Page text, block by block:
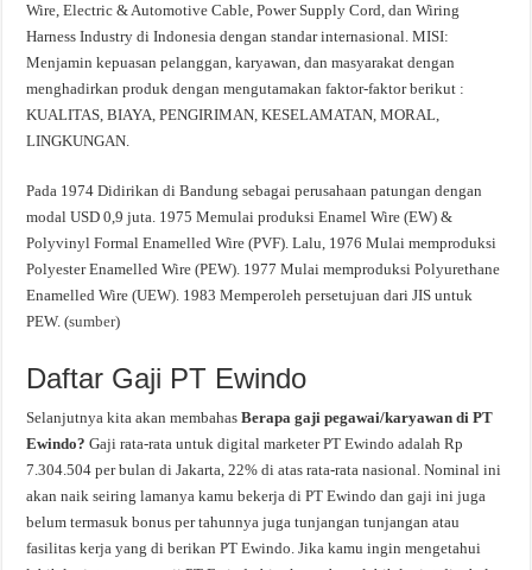
Wire, Electric & Automotive Cable, Power Supply Cord, dan Wiring
Harness Industry di Indonesia dengan standar internasional. MISI:
Menjamin kepuasan pelanggan, karyawan, dan masyarakat dengan
menghadirkan produk dengan mengutamakan faktor-faktor berikut :
KUALITAS, BIAYA, PENGIRIMAN, KESELAMATAN, MORAL,
LINGKUNGAN.
Pada 1974 Didirikan di Bandung sebagai perusahaan patungan dengan
modal USD 0,9 juta. 1975 Memulai produksi Enamel Wire (EW) &
Polyvinyl Formal Enamelled Wire (PVF). Lalu, 1976 Mulai memproduksi
Polyester Enamelled Wire (PEW). 1977 Mulai memproduksi Polyurethane
Enamelled Wire (UEW). 1983 Memperoleh persetujuan dari JIS untuk
PEW. (sumber)
Daftar Gaji PT Ewindo
Selanjutnya kita akan membahasBerapa gaji pegawai/karyawan di PT
Ewindo?Gaji rata-rata untuk digital marketer PT Ewindo adalah Rp
7.304.504 per bulan di Jakarta, 22% di atas rata-rata nasional. Nominal ini
akan naik seiring lamanya kamu bekerja di PT Ewindo dan gaji ini juga
belum termasuk bonus per tahunnya juga tunjangan tunjangan atau
fasilitas kerja yang di berikan PT Ewindo. Jika kamu ingin mengetahui